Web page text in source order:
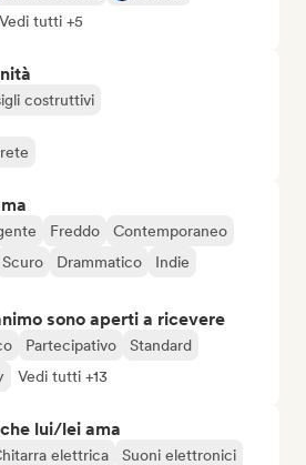
Vedi tutti +5
costruttivi
Freddo
Contemporaneo
Scuro Drammatico
Indie
sono aperti a ricevere
Partecipativo
Standard
Vedi tutti +13
lui/lei ama
elettrica
Suoni elettronici